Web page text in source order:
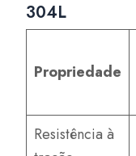
304L
Propriedade
Resistência à